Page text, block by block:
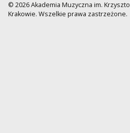
© 2026 Akademia Muzyczna im.
Krakowie. Wszelkie prawa zastrzeżone.